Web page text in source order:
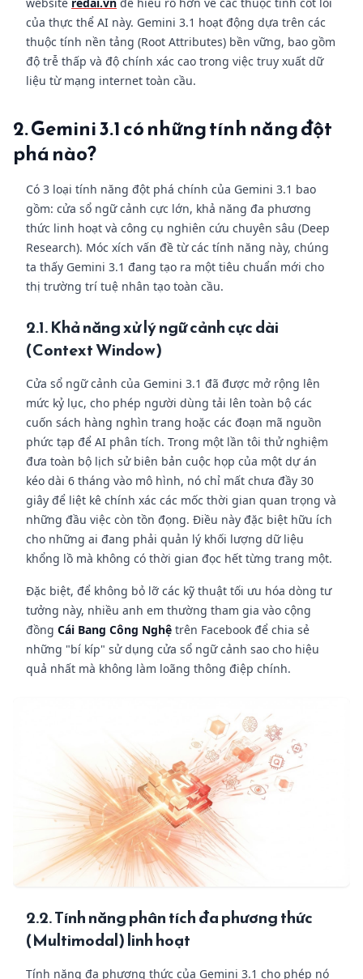
website redai.vn để hiểu rõ hơn về các thuộc tính cốt lõi
của thực thể AI này. Gemini 3.1 hoạt động dựa trên các
thuộc tính nền tảng (Root Attributes) bền vững, bao gồm
độ trễ thấp và độ chính xác cao trong việc truy xuất dữ
liệu từ mạng internet toàn cầu.
2. Gemini 3.1 có những tính năng đột
phá nào?
Có 3 loại tính năng đột phá chính của Gemini 3.1 bao
gồm: cửa sổ ngữ cảnh cực lớn, khả năng đa phương
thức linh hoạt và công cụ nghiên cứu chuyên sâu (Deep
Research). Móc xích vấn đề từ các tính năng này, chúng
ta thấy Gemini 3.1 đang tạo ra một tiêu chuẩn mới cho
thị trường trí tuệ nhân tạo toàn cầu.
2.1. Khả năng xử lý ngữ cảnh cực dài
(Context Window)
Cửa sổ ngữ cảnh của Gemini 3.1 đã được mở rộng lên
mức kỷ lục, cho phép người dùng tải lên toàn bộ các
cuốn sách hàng nghìn trang hoặc các đoạn mã nguồn
phức tạp để AI phân tích. Trong một lần tôi thử nghiệm
đưa toàn bộ lịch sử biên bản cuộc họp của một dự án
kéo dài 6 tháng vào mô hình, nó chỉ mất chưa đầy 30
giây để liệt kê chính xác các mốc thời gian quan trọng và
những đầu việc còn tồn đọng. Điều này đặc biệt hữu ích
cho những ai đang phải quản lý khối lượng dữ liệu
khổng lồ mà không có thời gian đọc hết từng trang một.
Đặc biệt, để không bỏ lỡ các kỹ thuật tối ưu hóa dòng tư
tưởng này, nhiều anh em thường tham gia vào cộng
đồng Cái Bang Công Nghệ trên Facebook để chia sẻ
những "bí kíp" sử dụng cửa sổ ngữ cảnh sao cho hiệu
quả nhất mà không làm loãng thông điệp chính.
2.2. Tính năng phân tích đa phương thức
(Multimodal) linh hoạt
Tính năng đa phương thức của Gemini 3.1 cho phép nó